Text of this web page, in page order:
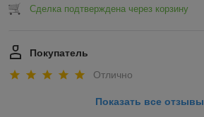
Сделка подтверждена через корзину
Покупатель
Отлично
Показать все отзывы